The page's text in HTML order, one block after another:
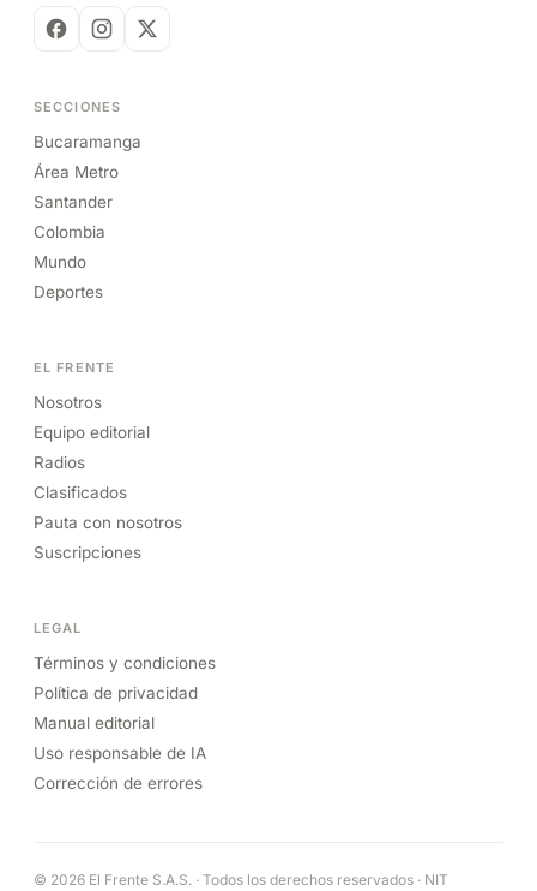
SECCIONES
Bucaramanga
Área Metro
Santander
Colombia
Mundo
Deportes
EL FRENTE
Nosotros
Equipo editorial
Radios
Clasificados
Pauta con nosotros
Suscripciones
LEGAL
Términos y condiciones
Política de privacidad
Manual editorial
Uso responsable de IA
Corrección de errores
© 2026 El Frente S.A.S. · Todos los derechos reservados · NIT